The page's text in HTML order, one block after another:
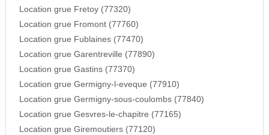
Location grue Fretoy (77320)
Location grue Fromont (77760)
Location grue Fublaines (77470)
Location grue Garentreville (77890)
Location grue Gastins (77370)
Location grue Germigny-l-eveque (77910)
Location grue Germigny-sous-coulombs (77840)
Location grue Gesvres-le-chapitre (77165)
Location grue Giremoutiers (77120)